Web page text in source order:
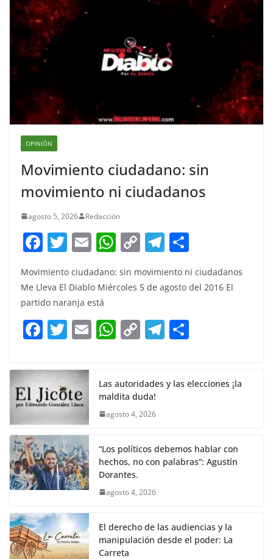
OPINIÓN
Movimiento ciudadano: sin
movimiento ni ciudadanos
agosto 5, 2026 Redacción
F
a
c
e
b
o
k
T
w
itt
er
E
m
ai
l
W
h
at
A
p
C
p
Li
n
T
e
gr
a
m
h
ar
Movimiento ciudadano: sin movimiento ni ciudadanos
Me Lleva El Diablo Miércoles 5 de agosto del 2016 El
partido naranja está
F
c
e
b
o
o
k
T
itt
er
E W
s
A
p
C
y
Li
k
T
gr e
Las autoridades y las elecciones ¡la
maldita duda!
agosto 4, 2026
“Los políticos debemos hablar con
hechos, no con palabras”: Agustín
Dorantes.
agosto 4, 2026
El derecho de las audiencias y la
manipulación desde el poder: La
Carreta